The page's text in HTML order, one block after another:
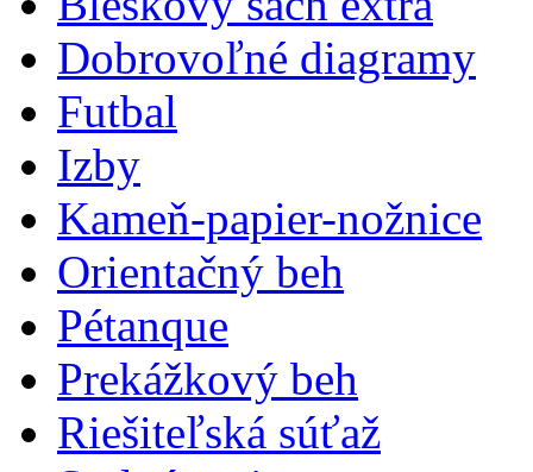
Dobrovoľné diagramy
Futbal
Izby
Kameň-papier-nožnice
Orientačný beh
Pétanque
Prekážkový beh
Riešiteľská súťaž